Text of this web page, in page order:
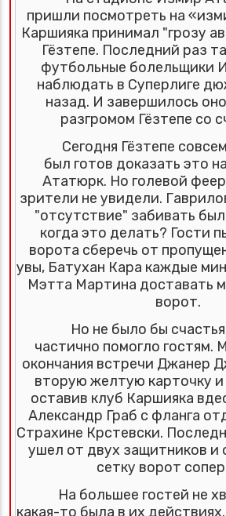
пришли посмотреть на
Каршияка принимал "грозу
Гёзтепе. Последний раз
футбольные болельщики
наблюдать в Суперлиге
назад. И завершилось
разгромом Гёзтепе со
Сегодня Гёзтепе
был готов доказать это
Ататюрк. Но голевой
зрители не увидели.
"отсутствие" забивать
когда это делать? Гости
ворота сберечь от
увы, Батухан Кара каждые
Мэтта Мартина доставать
ворот.
Но не было бы
частично помогло гостям.
окончания встречи Джанер
вторую желтую карточку и
оставив клуб Каршияка
Александр Граб с фланга
Страхине Крстевски.
ушел от двух защитников и
сетку ворот
На большее гостей не
какая-то была в их